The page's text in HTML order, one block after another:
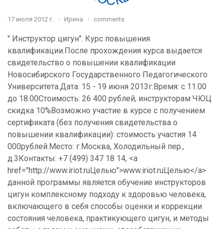
17 июля 2012 г. Ирина comments
" Инструктор цигун". Курс повышения
квалификации.После прохождения курса выдается
свидетельство о повышении квалификации
Новосибирского Государственного Педагогического
Университета.Дата: 15 - 19 июня 2013г.Время: с 11.00
до 18.00Стоимость: 26 400 рублей, инструкторам ЧЮЦ
скидка 10%Возможно участие в курсе с получением
сертификата (без получения свидетельства о
повышении квалификации): стоимость участия 14
000рублей.Место: г.Москва, Холодильный пер.,
д.3Контакты: +7 (499) 347 18 14, <a
href="http://www.iriot.ruЦелью">www.iriot.ruЦелью</a>
данной программы является обучение инструкторов
цигун комплексному подходу к здоровью человека,
включающего в себя способы оценки и коррекции
состояния человека, практикующего цигун, и методы